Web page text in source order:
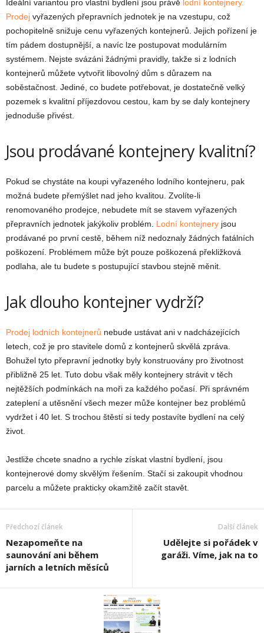
Ideální variantou pro vlastní bydlení jsou právě lodní kontejnery.
Prodej vyřazených přepravních jednotek je na vzestupu, což
pochopitelně snižuje cenu vyřazených kontejnerů. Jejich pořízení je
tím pádem dostupnější, a navíc lze postupovat modulárním
systémem. Nejste svázáni žádnými pravidly, takže si z lodních
kontejnerů můžete vytvořit libovolný dům s důrazem na
soběstačnost. Jediné, co budete potřebovat, je dostatečně velký
pozemek s kvalitní příjezdovou cestou, kam by se daly kontejnery
jednoduše přivést.
Jsou prodávané kontejnery kvalitní?
Pokud se chystáte na koupi vyřazeného lodního kontejneru, pak
možná budete přemýšlet nad jeho kvalitou. Zvolíte-li
renomovaného prodejce, nebudete mít se stavem vyřazených
přepravních jednotek jakýkoliv problém. Lodní kontejnery jsou
prodávané po první cestě, během níž nedoznaly žádných fatálních
poškození. Problémem může být pouze poškozená překližková
podlaha, ale tu budete s postupující stavbou stejně měnit.
Jak dlouho kontejner vydrží?
Prodej lodních kontejnerů nebude ustávat ani v nadcházejících
letech, což je pro stavitele domů z kontejnerů skvělá zpráva.
Bohužel tyto přepravní jednotky byly konstruovány pro životnost
přibližně 25 let. Tuto dobu však měly kontejnery strávit v těch
nejtěžších podmínkách na moři za každého počasí. Při správném
zateplení a utěsnění všech mezer může kontejner bez problémů
vydržet i 40 let. S trochou štěstí si tedy postavíte bydlení na celý
život.
Jestliže chcete snadno a rychle získat vlastní bydlení, jsou
kontejnerové domy skvělým řešením. Stačí si zakoupit vhodnou
parcelu a můžete prakticky okamžitě začít stavět.
Předchozí článek
Nezapomeňte na
saunování ani během
jarních a letních měsíců
Další článek
Udělejte si pořádek v
garáži. Víme, jak na to